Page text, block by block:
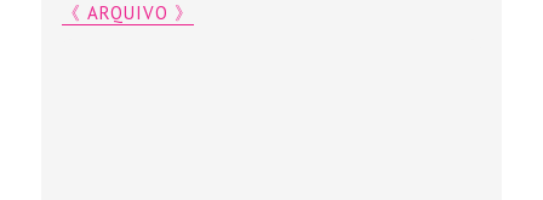
《 ARQUIVO 》